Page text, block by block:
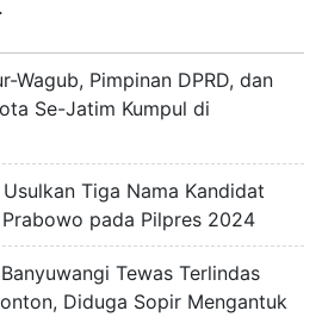
Wagub, Pimpinan DPRD, dan
Se-Jatim Kumpul di
Tiga Nama Kandidat
pada Pilpres 2024
Tewas Terlindas
Diduga Sopir Mengantuk